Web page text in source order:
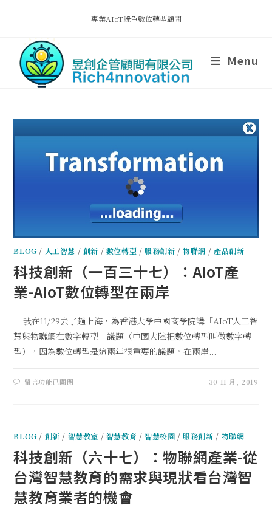
專業AIoT綠色數位轉型顧問
Menu
BLOG / 人工智慧 / 創新 / 數位轉型 /服務創新 /物聯網 / 產品創新
科技創新（一百三十七）：AIoT產
業-AIoT數位轉型在兩岸
我在11/29去了趟上海，為香港大學中國商學院講「AIoT人工智
慧與物聯網在數字轉型」議題（中國大陸把數位轉型叫做數字轉
型），因為數位轉型是這兩年很重要的議題，在兩岸...
留言功能已關閉 30 11 月, 2019
BLOG / 創新 / 智慧教室 / 智慧教育 /智慧校園 /服務創新 / 物聯網
科技創新（六十七）：物聯網產業-從
台灣智慧教育的需求與現狀看台灣智
慧教育業者的機會